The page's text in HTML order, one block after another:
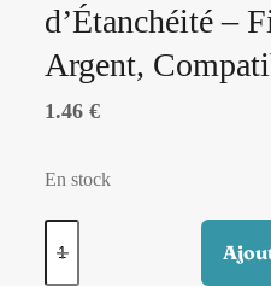
d’Étanchéité –
Argent,
1.46 €
En stock